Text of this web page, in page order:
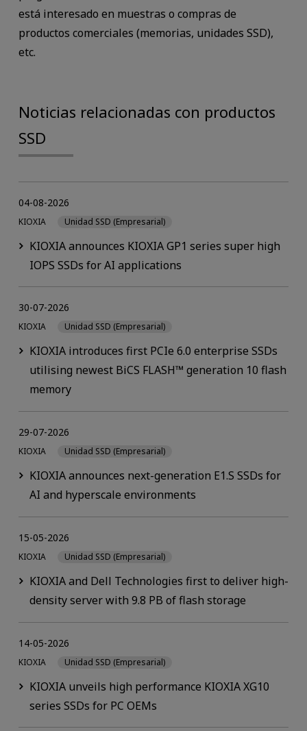
está interesado en muestras o compras de
productos comerciales (memorias, unidades SSD),
etc.
Noticias relacionadas con productos
SSD
KIOXIA announces KIOXIA GP1 series super high
IOPS SSDs for AI applications
04-08-2026
KIOXIA Unidad SSD (Empresarial)
KIOXIA introduces first PCIe 6.0 enterprise SSDs
utilising newest BiCS FLASH™ generation 10 flash
memory
30-07-2026
KIOXIA Unidad SSD (Empresarial)
KIOXIA announces next-generation E1.S SSDs for
AI and hyperscale environments
29-07-2026
KIOXIA Unidad SSD (Empresarial)
KIOXIA and Dell Technologies first to deliver high-
density server with 9.8 PB of flash storage
15-05-2026
KIOXIA Unidad SSD (Empresarial)
KIOXIA unveils high performance KIOXIA XG10
series SSDs for PC OEMs
14-05-2026
KIOXIA Unidad SSD (Empresarial)